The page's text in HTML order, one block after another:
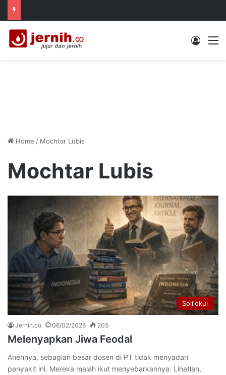
Log In
Home / Mochtar Lubis
Mochtar Lubis
Solilokui
Jernih.co 06/02/2026 205
Melenyapkan Jiwa Feodal
Anehnya, sebagian besar dosen di PT tidak menyadari
penyakit ini. Mereka malah ikut menyebarkannya. Lihatlah,